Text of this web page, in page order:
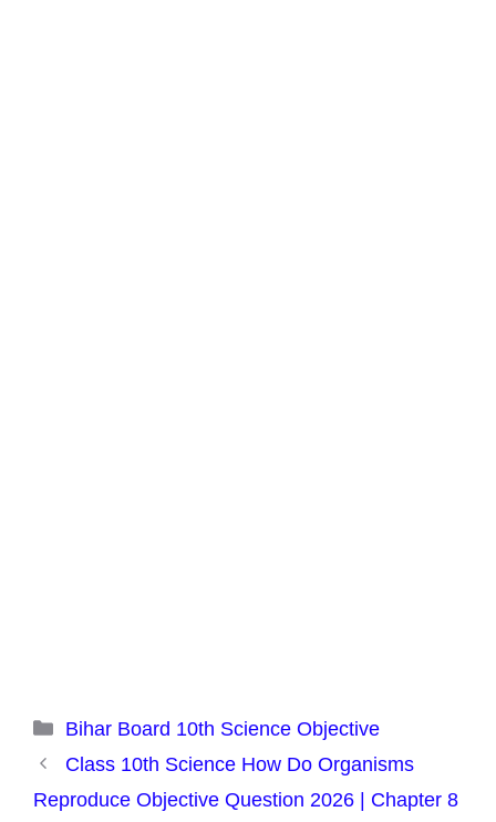
Categories
Bihar Board 10th Science Objective
Class 10th Science How Do Organisms
Reproduce Objective Question 2026 | Chapter 8